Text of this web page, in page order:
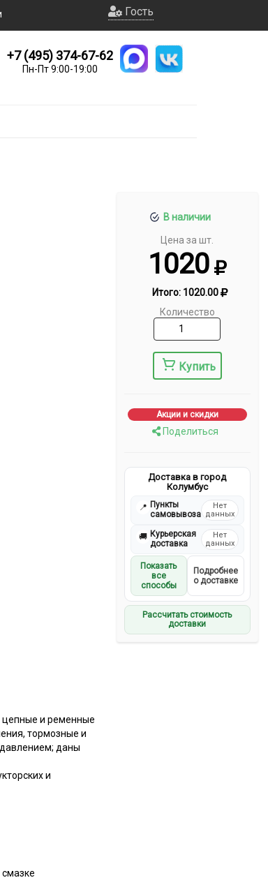
Гость
+7 (495) 374-67-62
Пн-Пт 9:00-19:00
В наличии
Цена за шт.
1020
Итого: 1020.00
Количество
Купить
Акции и скидки
Поделиться
Доставка в город
Колумбус
📍 Пункты
самовывоза
Нет
данных
🚚 Курьерская
доставка
Нет
данных
Показать
все
способы
Подробнее
о доставке
Рассчитать стоимость
доставки
цепные и ременные
тормозные и
даны
и